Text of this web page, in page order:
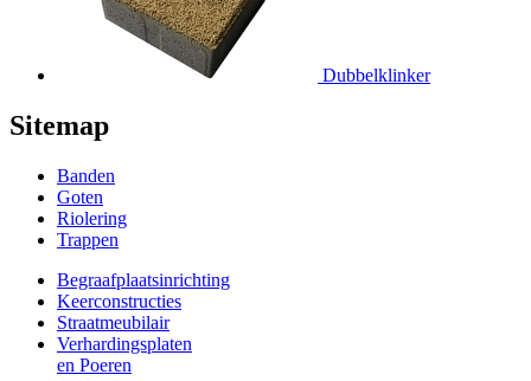
Dubbelklinker
Sitemap
Banden
Goten
Riolering
Trappen
Begraafplaatsinrichting
Keerconstructies
Straatmeubilair
Verhardingsplaten
en Poeren